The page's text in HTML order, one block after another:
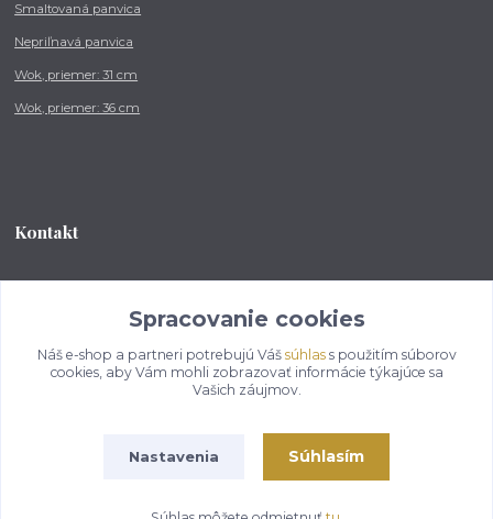
Smaltovaná panvica
Nepriľnavá panvica
Wok, priemer: 31 cm
Wok, priemer: 36 cm
Kontakt
od 8:00 - do 16:00 hod
info@kotlikovesupravy.sk
Spracovanie cookies
Náš e-shop a partneri potrebujú Váš súhlass použitím súborov
cookies, aby Vám mohli zobrazovať informácie týkajúce sa
Vašich záujmov.
Nastavenia Súhlasím